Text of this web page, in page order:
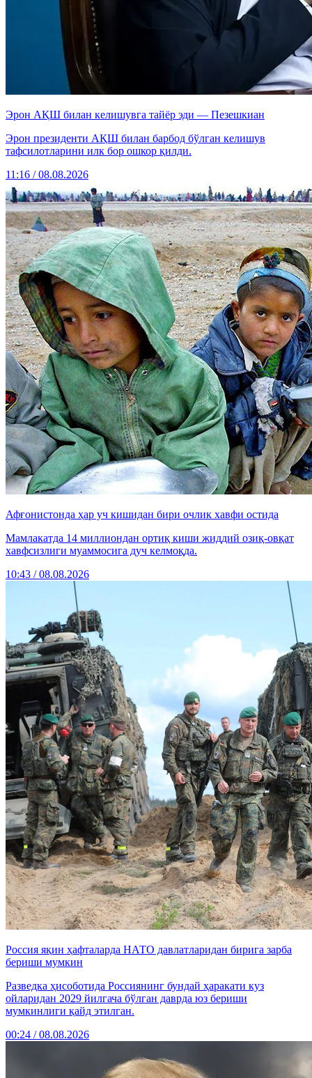
Эрон АҚШ билан келишувга тайёр эди — Пезешкиан
Эрон президенти АҚШ билан барбод бўлган келишув
тафсилотларини илк бор ошкор қилди.
11:16 / 08.08.2026
Афғонистонда ҳар уч кишидан бири очлик хавфи остида
Мамлакатда 14 миллиондан ортиқ киши жиддий озиқ-овқат
хавфсизлиги муаммосига дуч келмоқда.
10:43 / 08.08.2026
Россия яқин ҳафталарда НАТО давлатларидан бирига зарба
бериши мумкин
Разведка ҳисоботида Россиянинг бундай ҳаракати куз
ойларидан 2029 йилгача бўлган даврда юз бериши
мумкинлиги қайд этилган.
00:24 / 08.08.2026